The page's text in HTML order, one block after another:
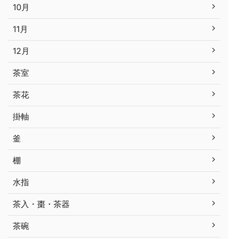
10月
11月
12月
茶室
茶花
掛軸
釜
棚
水指
茶入・棗・茶器
茶碗